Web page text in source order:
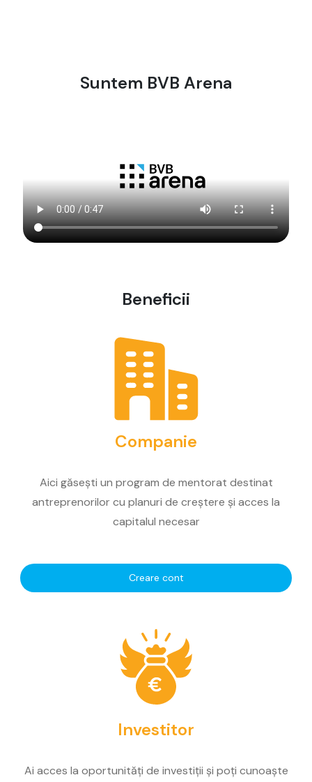
Suntem BVB Arena
Beneficii
Companie
Aici găsești un program de mentorat destinat
antreprenorilor cu planuri de creștere și acces la
capitalul necesar
Creare cont
Investitor
Ai acces la oportunități de investiții și poți cunoaște